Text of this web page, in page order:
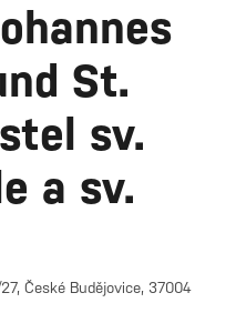
St.
sv.
a sv.
České Budějovice, 37004